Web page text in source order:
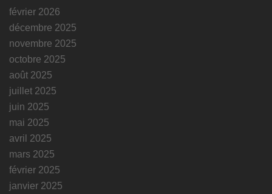
février 2026
décembre 2025
novembre 2025
octobre 2025
août 2025
juillet 2025
juin 2025
mai 2025
avril 2025
mars 2025
février 2025
janvier 2025